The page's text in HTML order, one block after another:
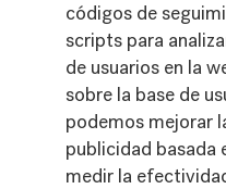
códigos de
scripts para
de usuarios en la
sobre la base de
podemos mejorar
publicidad basada
medir la